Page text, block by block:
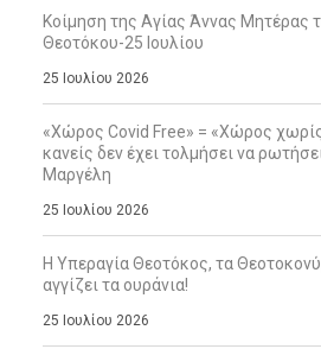
Κοίμηση της Αγίας Άννας Μητέρας
Θεοτόκου-25 Ιουλίου
25 Ιουλίου 2026
«Χώρος Covid Free» = «Χώρος
κανείς δεν έχει τολμήσει να
Μαργέλη
25 Ιουλίου 2026
Η Υπεραγία Θεοτόκος, τα
αγγίζει τα ουράνια!
25 Ιουλίου 2026